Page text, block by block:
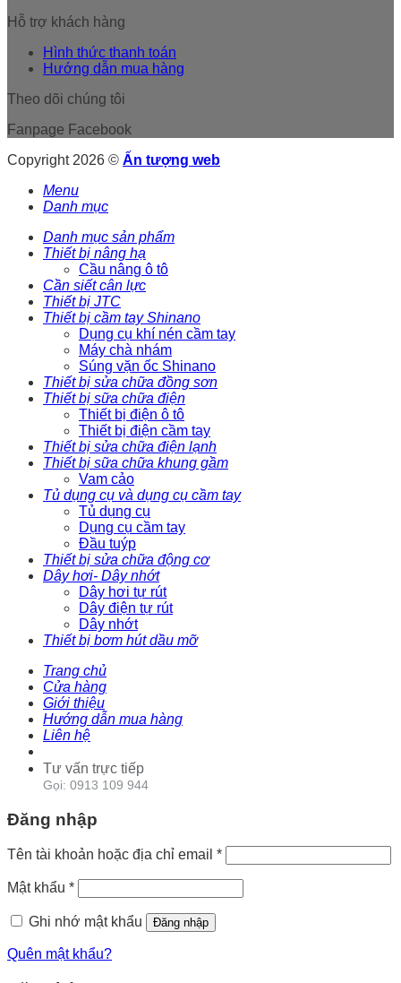
Hỗ trợ khách hàng
Hình thức thanh toán
Hướng dẫn mua hàng
Theo dõi chúng tôi
Fanpage Facebook
Copyright 2026 © Ấn tượng web
Menu
Danh mục
Danh mục sản phẩm
Thiết bị nâng hạ
Cầu nâng ô tô
Cần siết cân lực
Thiết bị JTC
Thiết bị cầm tay Shinano
Dụng cụ khí nén cầm tay
Máy chà nhám
Súng vặn ốc Shinano
Thiết bị sửa chữa đồng sơn
Thiết bị sữa chữa điện
Thiết bị điện ô tô
Thiết bị điện cầm tay
Thiết bị sửa chữa điện lạnh
Thiết bị sữa chữa khung gầm
Vam cảo
Tủ dụng cụ và dụng cụ cầm tay
Tủ dụng cụ
Dụng cụ cầm tay
Đầu tuýp
Thiết bị sửa chữa động cơ
Dây hơi- Dây nhớt
Dây hơi tự rút
Dây điện tự rút
Dây nhớt
Thiết bị bơm hút dầu mỡ
Trang chủ
Cửa hàng
Giới thiệu
Hướng dẫn mua hàng
Liên hệ
Tư vấn trực tiếp
Gọi: 0913 109 944
Đăng nhập
Tên tài khoản hoặc địa chỉ email *
Mật khẩu *
Ghi nhớ mật khẩu Đăng nhập
Quên mật khẩu?